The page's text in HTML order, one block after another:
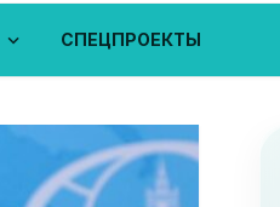
СПЕЦПРОЕКТЫ